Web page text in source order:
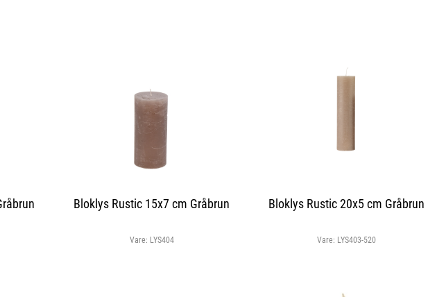
Bloklys Rustic 15x7 cm Gråbrun
Vare: LYS404
Bloklys Rustic 20x5 cm Gråbrun
Vare: LYS403-520